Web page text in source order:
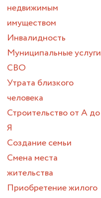
недвижимым
имуществом
Инвалидность
Муниципальные услуги
СВО
Утрата близкого
человека
Строительство от А до
Я
Создание семьи
Смена места
жительства
Приобретение жилого